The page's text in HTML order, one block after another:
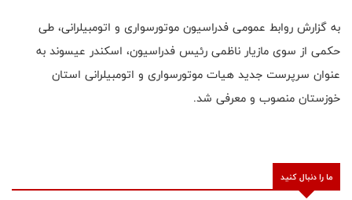
به گزارش روابط عمومی فدراسیون موتورسواری و اتومبیلرانی، طی
حکمی از سوی مازیار ناظمی رئیس فدراسیون، اسکندر عیسوند به
عنوان سرپرست جدید هیات موتورسواری و اتومبیلرانی استان
خوزستان منصوب و معرفی شد.
ما را دنبال کنید